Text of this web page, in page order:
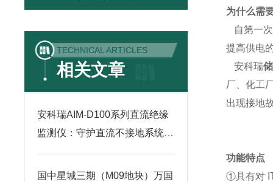
为什么需
自第一
提高供电
安科瑞
厂、化工
出现接地
功能特点
①具有对
TECHNICAL ARTICLES
相关文章
安科瑞AIM-D100系列直流绝缘
监测仪：守护直流不接地系统
国中星城三期（M09地块）万国